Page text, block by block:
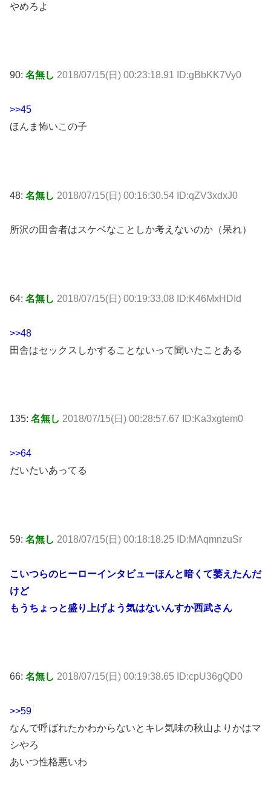
やめろよ
90: 名無し 2018/07/15(日) 00:23:18.91 ID:gBbKK7Vy0
>>45
ほんま怖いこの子
48: 名無し 2018/07/15(日) 00:16:30.54 ID:qZV3xdxJ0
所沢の田舎者はスケベなことしか考えないのか（呆れ）
64: 名無し 2018/07/15(日) 00:19:33.08 ID:K46MxHDId
>>48
田舎はセックスしかすることないって聞いたことある
135: 名無し 2018/07/15(日) 00:28:57.67 ID:Ka3xgtem0
>>64
だいたいあってる
59: 名無し 2018/07/15(日) 00:18:18.25 ID:MAqmnzuSr
こいつらのヒーローインタビューほんと暗くて萎えたんだ
けど
もうちょっと盛り上げよう気はないんすか西武さん
66: 名無し 2018/07/15(日) 00:19:38.65 ID:cpU36gQD0
>>59
なんで呼ばれたかわからないとキレ気味の秋山よりかはマ
シやろ
あいつ性格悪いわ